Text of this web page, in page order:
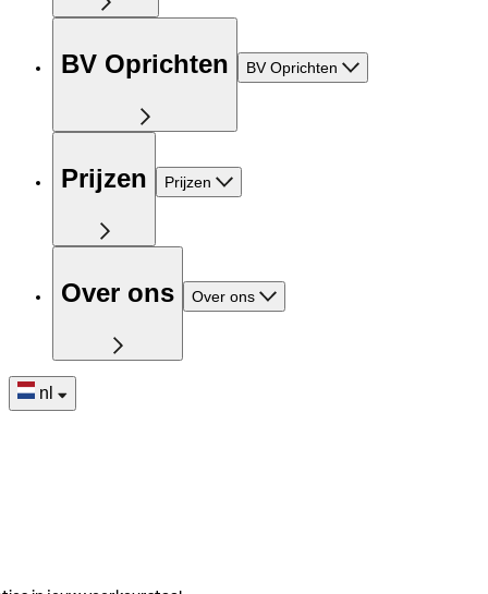
BV Oprichten BV Oprichten
Prijzen Prijzen
Over ons Over ons
nl